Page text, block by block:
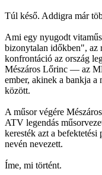
Túl késő. Addigra már
Ami egy nyugodt
bizonytalan időkben", az
konfrontáció az ország
Mészáros Lőrinc — az
ember, akinek a bankja
között.
A műsor végére
ATV legendás
keresték azt a befektetési
nevén nevezett.
Íme, mi történt.